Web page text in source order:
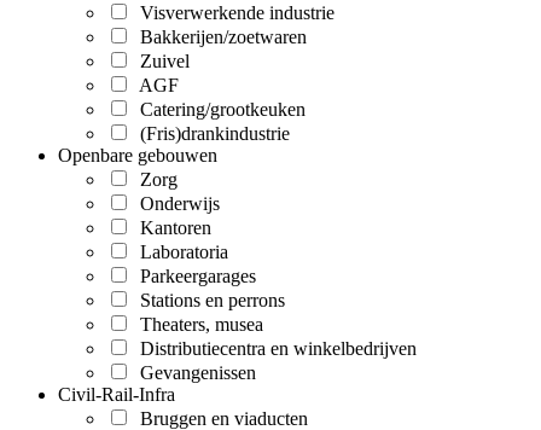
Visverwerkende industrie
Bakkerijen/zoetwaren
Zuivel
AGF
Catering/grootkeuken
(Fris)drankindustrie
Openbare gebouwen
Zorg
Onderwijs
Kantoren
Laboratoria
Parkeergarages
Stations en perrons
Theaters, musea
Distributiecentra en winkelbedrijven
Gevangenissen
Civil-Rail-Infra
Bruggen en viaducten